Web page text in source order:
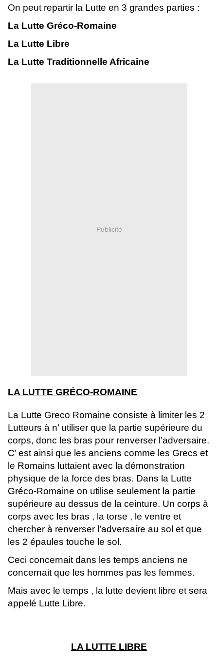
On peut repartir la Lutte en 3 grandes parties :
La Lutte Gréco-Romaine
La Lutte Libre
La Lutte Traditionnelle Africaine
Publicité
LA LUTTE GRÉCO-ROMAINE
La Lutte Greco Romaine consiste à limiter les 2
Lutteurs à n’ utiliser que la partie supérieure du
corps, donc les bras pour renverser l’adversaire.
C’ est ainsi que les anciens comme les Grecs et
le Romains luttaient avec la démonstration
physique de la force des bras. Dans la Lutte
Gréco-Romaine on utilise seulement la partie
supérieure au dessus de la ceinture. Un corps à
corps avec les bras , la torse , le ventre et
chercher à renverser l’adversaire au sol et que
les 2 épaules touche le sol.
Ceci concernait dans les temps anciens ne
concernait que les hommes pas les femmes.
Mais avec le temps , la lutte devient libre et sera
appelé Lutte Libre.
LA LUTTE LIBRE